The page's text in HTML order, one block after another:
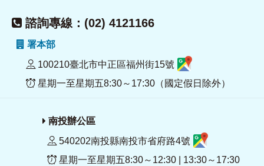
諮詢專線：(02) 4121166
署本部
100210臺北市中正區福州街15號
星期一至星期五8:30～17:30（國定假日除外）
南投辦公區
540202南投縣南投市省府路4號
星期一至星期五8:30～12:30 | 13:30～17:30